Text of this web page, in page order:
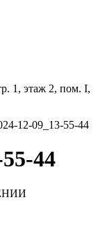
1, этаж 2, пом. I,
12-09_13-55-44
44